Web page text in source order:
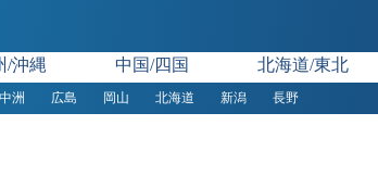
/沖縄 中国/四国 北海道/東北
中洲 広島 岡山 北海道 新潟 長野